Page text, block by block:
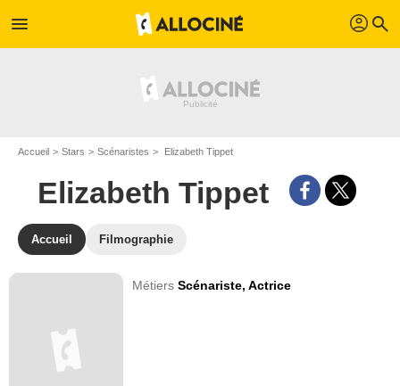
menu profil search
Accueil Stars Scénaristes Elizabeth Tippet
Elizabeth Tippet
Accueil Filmographie
MétiersScénariste,Actrice